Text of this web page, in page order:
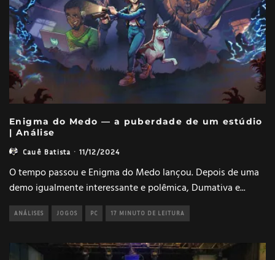
Enigma do Medo — a puberdade de um estúdio
| Análise
Cauê Batista · 11/12/2024
O tempo passou e Enigma do Medo lançou. Depois de uma
demo igualmente interessante e polêmica, Dumativa e...
ANÁLISES JOGOS PC 17 MINUTO DE LEITURA